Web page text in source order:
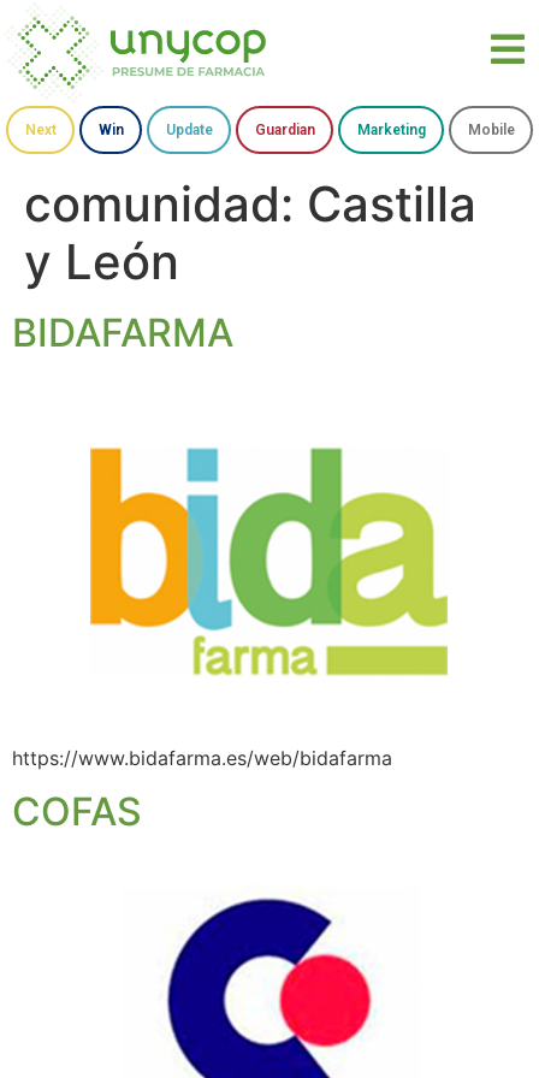
Next Win Update Guardian Marketing Mobile
comunidad: Castilla
y León
BIDAFARMA
https://www.bidafarma.es/web/bidafarma
COFAS